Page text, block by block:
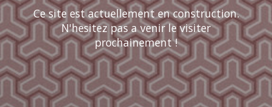
Ce site est actuellement en construction.
N'hesitez pas a venir le visiter
prochainement !